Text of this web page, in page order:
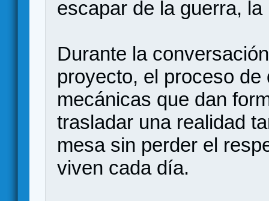
escapar de la guerra,
Durante la
proyecto, el proceso
mecánicas que dan
trasladar una realidad
mesa sin perder el
viven cada día.